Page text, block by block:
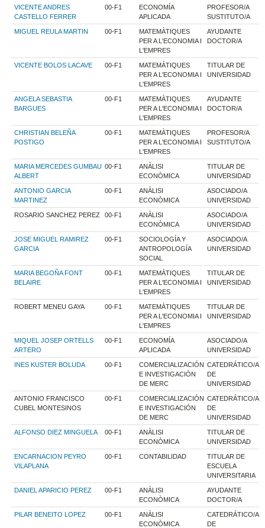
VICENTE ANDRES
CASTELLO FERRER
00-F1
ECONOMÍA
APLICADA
PROFESOR/A
SUSTITUTO/A
MIGUEL REULA MARTIN 00-F1
MATEMÀTIQUES
PER A L'ECONOMIA I
L'EMPRES
AYUDANTE
DOCTOR/A
VICENTE BOLOS LACAVE 00-F1
MATEMÀTIQUES
PER A L'ECONOMIA I
L'EMPRES
TITULAR DE
UNIVERSIDAD
ANGELA SEBASTIA
BARGUES
00-F1
MATEMÀTIQUES
PER A L'ECONOMIA I
L'EMPRES
AYUDANTE
DOCTOR/A
CHRISTIAN BELEÑA
POSTIGO
00-F1
MATEMÀTIQUES
PER A L'ECONOMIA I
L'EMPRES
PROFESOR/A
SUSTITUTO/A
MARIA MERCEDES GUMBAU
ALBERT
00-F1
ANÀLISI
ECONÒMICA
TITULAR DE
UNIVERSIDAD
ANTONIO GARCIA
MARTINEZ
00-F1
ANÀLISI
ECONÒMICA
ASOCIADO/A
UNIVERSIDAD
ROSARIO SANCHEZ PEREZ 00-F1
ANÀLISI
ECONÒMICA
ASOCIADO/A
UNIVERSIDAD
JOSE MIGUEL RAMIREZ
GARCIA
00-F1
SOCIOLOGÍA Y
ANTROPOLOGÍA
SOCIAL
ASOCIADO/A
UNIVERSIDAD
MARIA BEGOÑA FONT
BELAIRE
00-F1
MATEMÀTIQUES
PER A L'ECONOMIA I
L'EMPRES
TITULAR DE
UNIVERSIDAD
ROBERT MENEU GAYA 00-F1
MATEMÀTIQUES
PER A L'ECONOMIA I
L'EMPRES
TITULAR DE
UNIVERSIDAD
MIQUEL JOSEP ORTELLS
ARTERO
00-F1
ECONOMÍA
APLICADA
ASOCIADO/A
UNIVERSIDAD
INES KUSTER BOLUDA 00-F1
COMERCIALIZACIÓN
E INVESTIGACIÓN
DE MERC
CATEDRÁTICO/A
DE
UNIVERSIDAD
ANTONIO FRANCISCO
CUBEL MONTESINOS
00-F1
COMERCIALIZACIÓN
E INVESTIGACIÓN
DE MERC
CATEDRÁTICO/A
DE
UNIVERSIDAD
ALFONSO DIEZ MINGUELA 00-F1
ANÀLISI
ECONÒMICA
TITULAR DE
UNIVERSIDAD
ENCARNACION PEYRO
VILAPLANA
00-F1 CONTABILIDAD
TITULAR DE
ESCUELA
UNIVERSITARIA
DANIEL APARICIO PEREZ 00-F1
ANÀLISI
ECONÒMICA
AYUDANTE
DOCTOR/A
PILAR BENEITO LOPEZ 00-F1
ANÀLISI
ECONÒMICA
CATEDRÁTICO/A
DE